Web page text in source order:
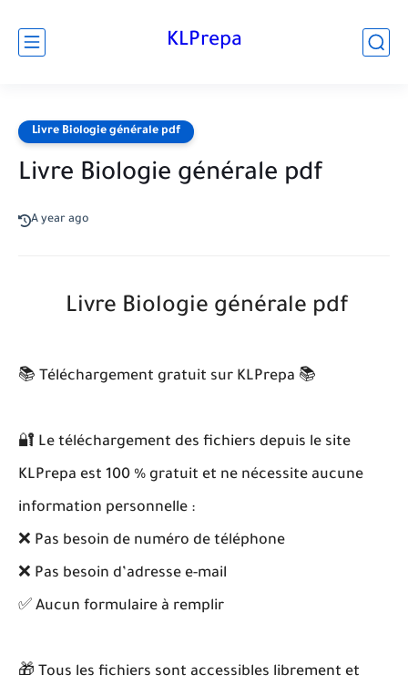
KLPrepa
Livre Biologie générale pdf
Livre Biologie générale pdf
A year ago
Livre Biologie générale pdf
📚 Téléchargement gratuit sur KLPrepa 📚
🔐 Le téléchargement des fichiers depuis le site
KLPrepa est 100 % gratuit et ne nécessite aucune
information personnelle :
❌ Pas besoin de numéro de téléphone
❌ Pas besoin d’adresse e-mail
✅ Aucun formulaire à remplir
🎁 Tous les fichiers sont accessibles librement et